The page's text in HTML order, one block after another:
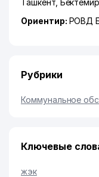
Ташкент,
Ориентир: РОВД
Рубрики
Коммунальное
Ключевые
жэк